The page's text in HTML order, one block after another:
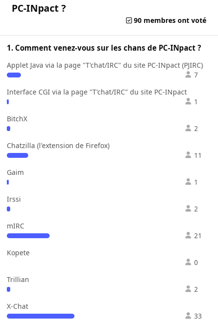
PC-INpact ?
90 membres ont voté
1. Comment venez-vous sur les chans de PC-INpact ?
Applet Java via la page "T'chat/IRC" du site PC-INpact (PJIRC)
7
Interface CGI via la page "T'chat/IRC" du site PC-INpact
1
BitchX
2
Chatzilla (l'extension de Firefox)
11
Gaim
1
Irssi
2
mIRC
21
Kopete
0
Trillian
2
X-Chat
33